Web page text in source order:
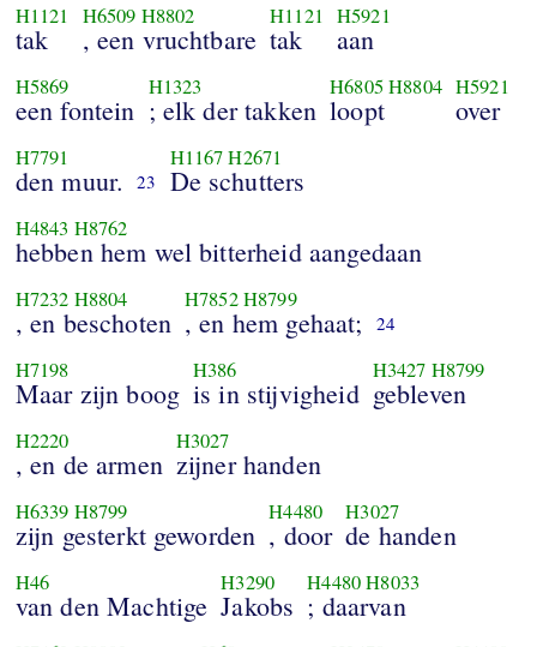
H1121
tak
H6509 H8802
, een vruchtbare
H1121
tak
H5921
aan
H5869
een fontein
H1323
; elk der takken
H6805H8804
loopt
H5921
over
H7791
den muur. 23
H1167 H2671
De schutters
H4843 H8762
hebben hem wel bitterheid aangedaan
H7232 H8804
, en beschoten
H7852H8799
, en hem gehaat; 24
H7198
Maar zijn boog
H386
is in stijvigheid
H3427 H8799
gebleven
H2220
, en de armen
H3027
zijner handen
H6339 H8799
zijn gesterkt geworden
H4480
, door
H3027
de handen
H46
van den Machtige
H3290
Jakobs
H4480H8033
; daarvan